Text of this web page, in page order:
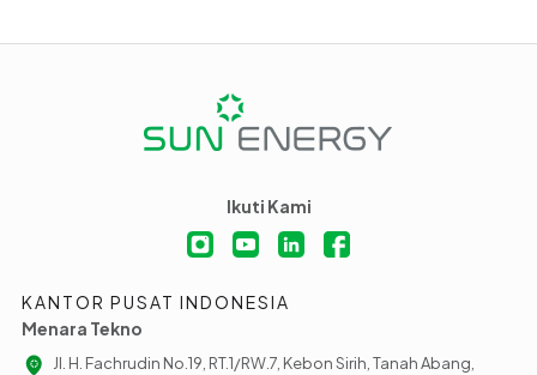
Ikuti Kami
KANTOR PUSAT INDONESIA
Menara Tekno
Jl. H. Fachrudin No.19, RT.1/RW.7, Kebon Sirih, Tanah Abang,